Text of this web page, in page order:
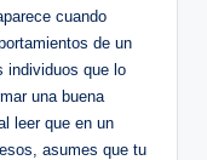
cuando
de un
individuos que lo
una buena
leer que en un
asumes que tu